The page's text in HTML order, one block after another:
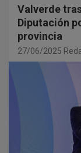
Valverde
Diputación
provincia
27/06/2025